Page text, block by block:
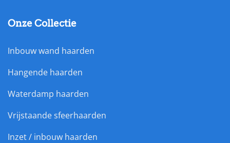
Onze Collectie
Inbouw wand haarden
Hangende haarden
Waterdamp haarden
Vrijstaande sfeerhaarden
Inzet / inbouw haarden